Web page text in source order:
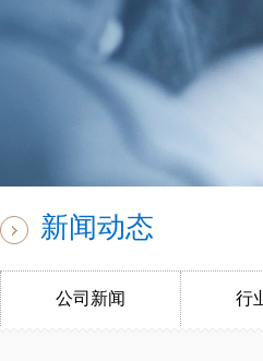
新闻动态
公司新闻 行